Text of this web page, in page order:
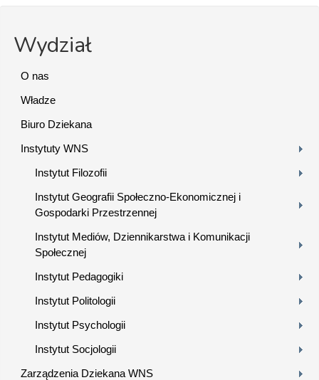
Wydział
O nas
Władze
Biuro Dziekana
Instytuty WNS
Instytut Filozofii
Instytut Geografii Społeczno-Ekonomicznej i
Gospodarki Przestrzennej
Instytut Mediów, Dziennikarstwa i Komunikacji
Społecznej
Instytut Pedagogiki
Instytut Politologii
Instytut Psychologii
Instytut Socjologii
Zarządzenia Dziekana WNS